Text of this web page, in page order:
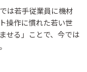
は若手従業員に機材
操作に慣れた若い世
せる」ことで、今では